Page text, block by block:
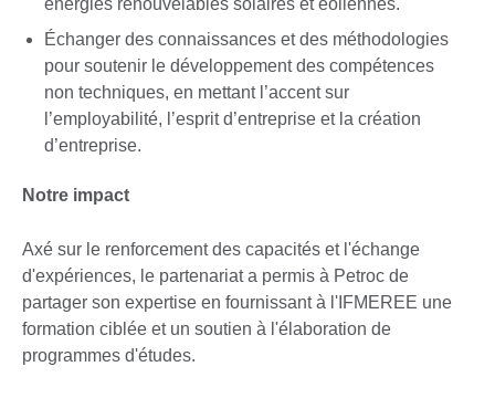
Échanger des connaissances et des méthodologies
pour soutenir le développement des compétences
non techniques, en mettant l’accent sur
l’employabilité, l’esprit d’entreprise et la création
d’entreprise.
Notre impact
Axé sur le renforcement des capacités et l'échange
d'expériences, le partenariat a permis à Petroc de
partager son expertise en fournissant à l'IFMEREE une
formation ciblée et un soutien à l'élaboration de
programmes d'études.